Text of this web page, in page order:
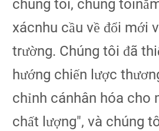
chúng tôi, chúng
xácnhu cầu về đổi mới
trường. Chúng tôi đã
hướng chiến lược
chỉnh cánhân hóa cho
chất lượng", và chúng